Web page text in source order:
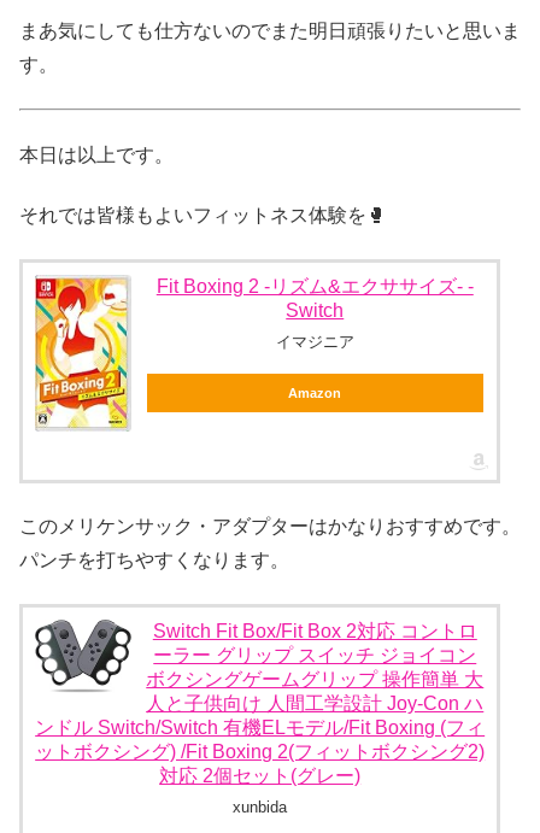
まあ気にしても仕方ないのでまた明日頑張りたいと思いま
す。
本日は以上です。
それでは皆様もよいフィットネス体験を🥊
Fit Boxing 2 -リズム&エクササイズ- -
Switch
イマジニア
Amazon
このメリケンサック・アダプターはかなりおすすめです。
パンチを打ちやすくなります。
Switch Fit Box/Fit Box 2対応 コントロ
ーラー グリップ スイッチ ジョイコン
ボクシングゲームグリップ 操作簡単 大
人と子供向け 人間工学設計 Joy-Con ハ
ンドル Switch/Switch 有機ELモデル/Fit Boxing (フィ
ットボクシング) /Fit Boxing 2(フィットボクシング2)
対応 2個セット(グレー)
xunbida